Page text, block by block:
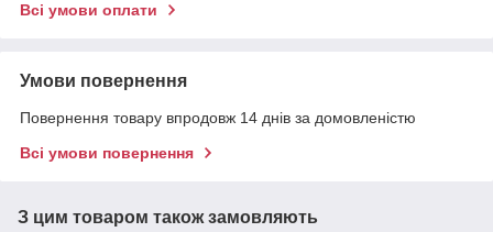
Всі умови оплати
Умови повернення
Повернення товару впродовж 14 днів за домовленістю
Всі умови повернення
З цим товаром також замовляють